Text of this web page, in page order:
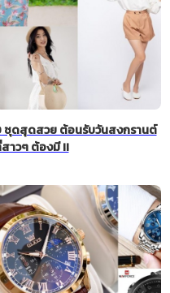
ชุดสุดสวย ต้อนรับวันสงกรานต์
าวๆ ต้องมี !!